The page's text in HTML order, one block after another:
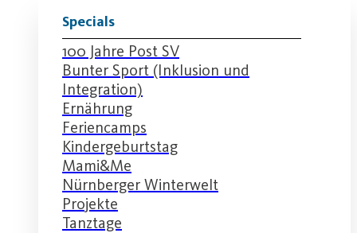
Specials
100 Jahre Post SV
Bunter Sport (Inklusion und
Integration)
Ernährung
Feriencamps
Kindergeburtstag
Mami&Me
Nürnberger Winterwelt
Projekte
Tanztage